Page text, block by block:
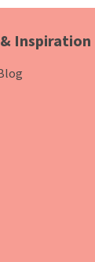
Inspiration